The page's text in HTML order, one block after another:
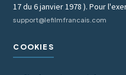
17 du 6 janvier 1978 ). Pour
support@lefilmfrancais.com
COOKIES